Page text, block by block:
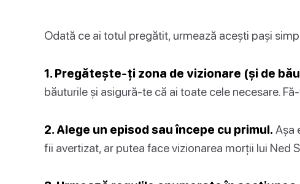
Odată ce ai totul pregătit, urmează acești pași
1. Pregătește-ți zona de vizionare (și de
băuturile și asigură-te că ai toate cele necesare.
2. Alege un episod sau începe cu primul. Așa
fii avertizat, ar putea face vizionarea morții lui Ned